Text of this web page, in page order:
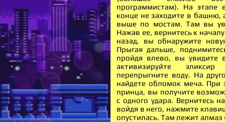
программистам). На этапе
конце не заходите в башню,
выше по мостам. Там вы
Нажав ее, вернитесь к
назад, вы обнаружите
Прыгая дальше,
пройдя влево, вы увидите
активизируйте
перепрыгните воду. На
найдете обломок меча. При
принца, вы получите
с одного удара. Вернитесь
войдя в него, нажмите
опустилась. Там лежит алмаз